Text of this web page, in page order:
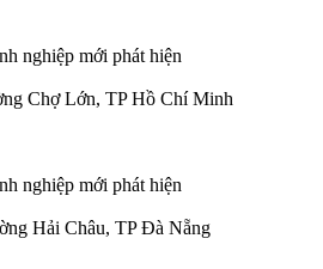
nghiệp mới phát hiện
Chợ Lớn, TP Hồ Chí Minh
nghiệp mới phát hiện
Hải Châu, TP Đà Nẵng